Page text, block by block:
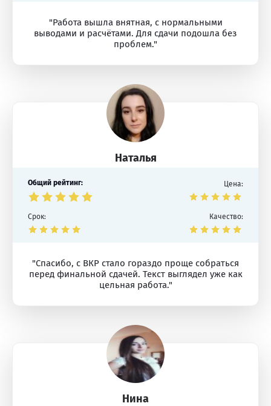
"Работа вышла внятная, с нормальными
выводами и расчётами. Для сдачи подошла без
проблем."
Наталья
Общий рейтинг: Цена:
Срок: Качество:
"Спасибо, с ВКР стало гораздо проще собраться
перед финальной сдачей. Текст выглядел уже как
цельная работа."
Нина